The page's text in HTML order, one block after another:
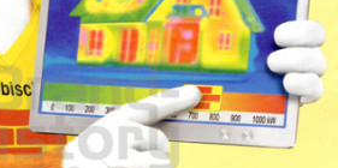
SCHWÄBISCH HALL